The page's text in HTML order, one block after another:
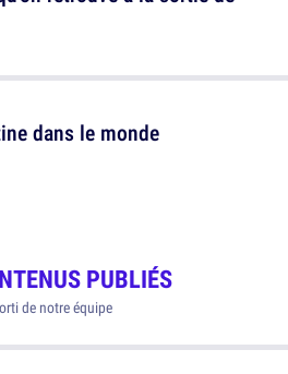
dans le monde
PUBLIÉS
de notre équipe